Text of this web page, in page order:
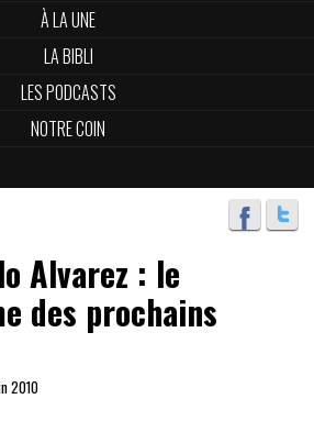
À LA UNE
LA BIBLI
LES PODCASTS
NOTRE COIN
Alvarez : le
des prochains
2010